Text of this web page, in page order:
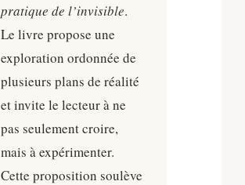
pratique de l’invisible.
Le livre propose une
exploration ordonnée de
plusieurs plans de réalité
et invite le lecteur à ne
pas seulement croire,
mais à expérimenter.
Cette proposition soulève